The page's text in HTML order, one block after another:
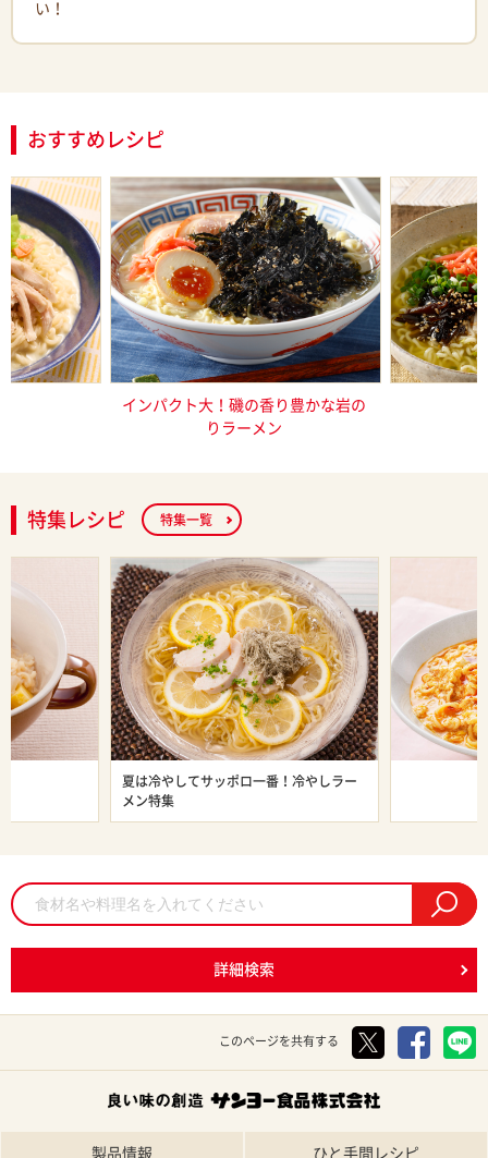
い！
おすすめレシピ
インパクト大！磯の香り豊かな岩の
りラーメン
特集レシピ 特集一覧
夏は冷やしてサッポロ一番！冷やしラー
メン特集
詳細検索
このページを共有する
製品情報 ひと手間レシピ